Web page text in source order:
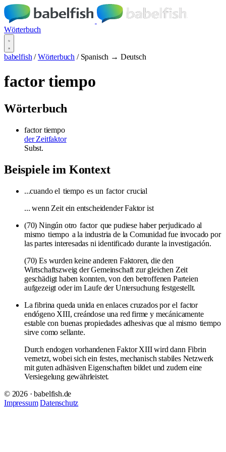
Wörterbuch
babelfish / Wörterbuch / Spanisch → Deutsch
factor tiempo
Wörterbuch
factor tiempo
der Zeitfaktor
Subst.
Beispiele im Kontext
...cuando el tiempo es un factor crucial
... wenn Zeit ein entscheidender Faktor ist
(70) Ningún otro factor que pudiese haber perjudicado al
mismo tiempo a la industria de la Comunidad fue invocado por
las partes interesadas ni identificado durante la investigación.
(70) Es wurden keine anderen Faktoren, die den
Wirtschaftszweig der Gemeinschaft zur gleichen Zeit
geschädigt haben konnten, von den betroffenen Parteien
aufgezeigt oder im Laufe der Untersuchung festgestellt.
La fibrina queda unida en enlaces cruzados por el factor
endógeno XIII, creándose una red firme y mecánicamente
estable con buenas propiedades adhesivas que al mismo tiempo
sirve como sellante.
Durch endogen vorhandenen Faktor XIII wird dann Fibrin
vernetzt, wobei sich ein festes, mechanisch stabiles Netzwerk
mit guten adhäsiven Eigenschaften bildet und zudem eine
Versiegelung gewährleistet.
© 2026 · babelfish.de
Impressum Datenschutz